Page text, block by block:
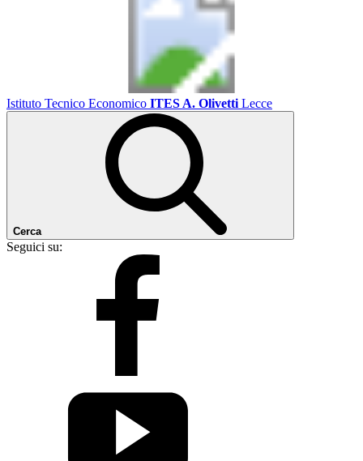
Istituto Tecnico Economico ITES A. Olivetti Lecce
Cerca
Seguici su: